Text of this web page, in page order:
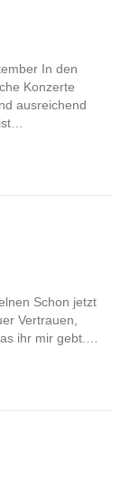
In den
Konzerte
ausreichend
Schon jetzt
Vertrauen,
ihr mir gebt.…